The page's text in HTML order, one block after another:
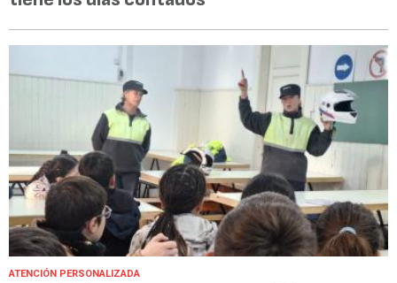
ATENCIÓN PERSONALIZADA